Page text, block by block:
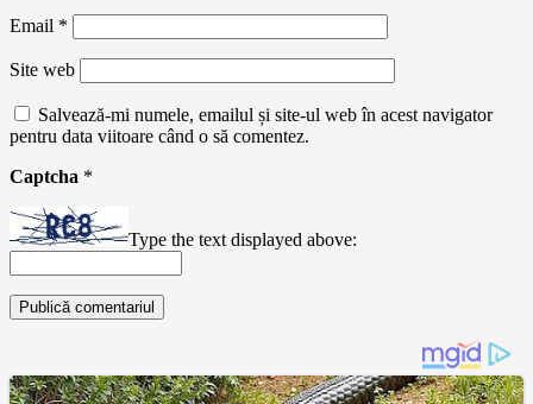
Email *
Site web
Salvează-mi numele, emailul și site-ul web în acest navigator
pentru data viitoare când o să comentez.
Captcha *
Type the text displayed above: